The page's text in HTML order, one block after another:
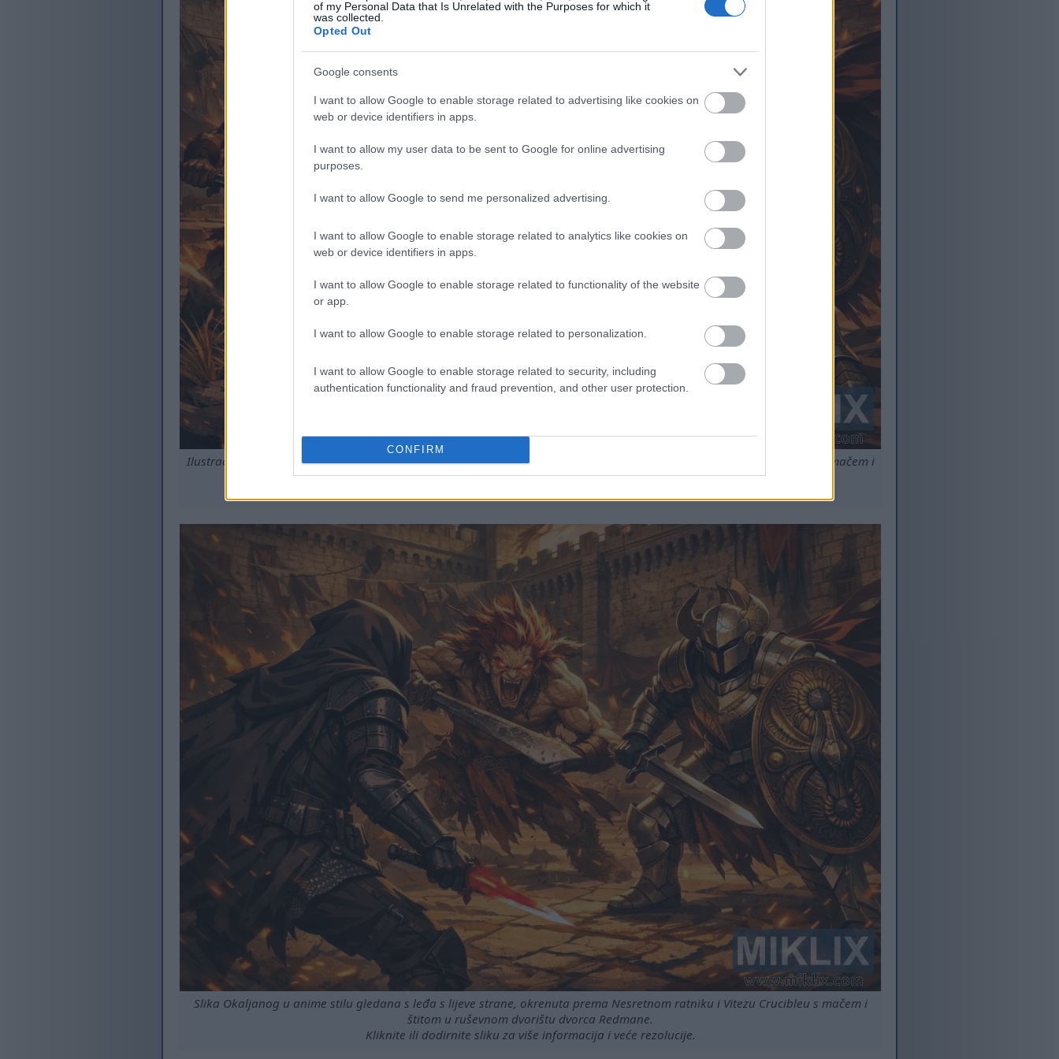
of my Personal Data that Is Unrelated with the Purposes for which it
was collected.
Opted Out
Google consents
I want to allow Google to enable storage related to advertising like cookies on
web or device identifiers in apps.
I want to allow my user data to be sent to Google for online advertising
purposes.
I want to allow Google to send me personalized advertising.
I want to allow Google to enable storage related to analytics like cookies on
web or device identifiers in apps.
I want to allow Google to enable storage related to functionality of the website
or app.
I want to allow Google to enable storage related to personalization.
I want to allow Google to enable storage related to security, including
authentication functionality and fraud prevention, and other user protection.
CONFIRM
Ilustracija u anime stilu Potamnjelog u oklopu Crnog noža okrenutog prema Nezakonitom ratniku i Vitezu Crucibleu s mačem i
štitom u gorućem dvorištu dvorca Redmane.
Slika Okaljanog u anime stilu gledana s leđa s lijeve strane, okrenuta prema Nesretnom ratniku i Vitezu Crucibleu s mačem i
štitom u ruševnom dvorištu dvorca Redmane.
Kliknite ili dodirnite sliku za više informacija i veće rezolucije.